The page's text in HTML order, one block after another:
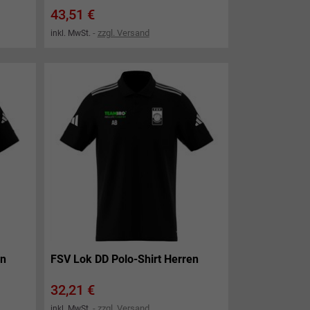
Preis
43,51 €
inkl. MwSt. zzgl. Versand
FSV Lok DD Polo-Shirt Herren
Preis
32,21 €